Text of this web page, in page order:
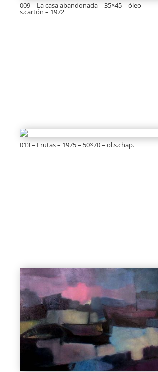
009 – La casa abandonada – 35×45 – óleo
s.cartón – 1972
013 – Frutas – 1975 – 50×70 – ol.s.chap.